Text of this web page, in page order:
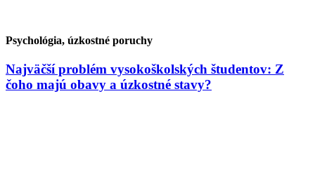
Psychológia, úzkostné poruchy
Najväčší problém vysokoškolských študentov: Z
čoho majú obavy a úzkostné stavy?